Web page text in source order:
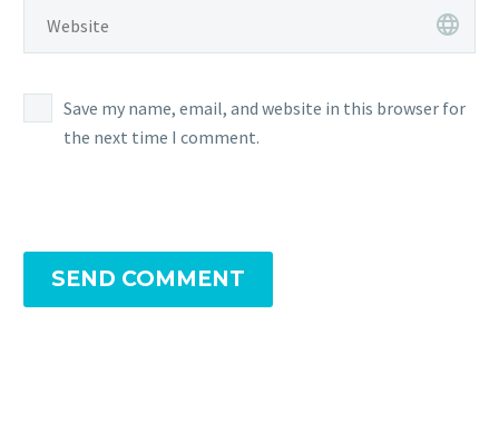
Save my name, email, and website in this browser for
the next time I comment.
SEND COMMENT